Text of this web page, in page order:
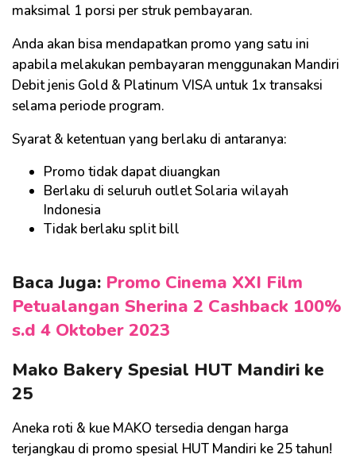
maksimal 1 porsi per struk pembayaran.
Anda akan bisa mendapatkan promo yang satu ini
apabila melakukan pembayaran menggunakan Mandiri
Debit jenis Gold & Platinum VISA untuk 1x transaksi
selama periode program.
Syarat & ketentuan yang berlaku di antaranya:
Promo tidak dapat diuangkan
Berlaku di seluruh outlet Solaria wilayah
Indonesia
Tidak berlaku split bill
Baca Juga: Promo Cinema XXI Film
Petualangan Sherina 2 Cashback 100%
s.d 4 Oktober 2023
Mako Bakery Spesial HUT Mandiri ke
25
Aneka roti & kue MAKO tersedia dengan harga
terjangkau di promo spesial HUT Mandiri ke 25 tahun!